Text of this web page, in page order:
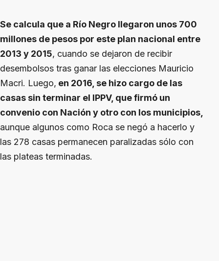
Se calcula que a Río Negro llegaron unos 700
millones de pesos por este plan nacional entre
2013 y 2015, cuando se dejaron de recibir
desembolsos tras ganar las elecciones Mauricio
Macri. Luego, en 2016, se hizo cargo de las
casas sin terminar el IPPV, que firmó un
convenio con Nación y otro con los municipios,
aunque algunos como Roca se negó a hacerlo y
las 278 casas permanecen paralizadas sólo con
las plateas terminadas.